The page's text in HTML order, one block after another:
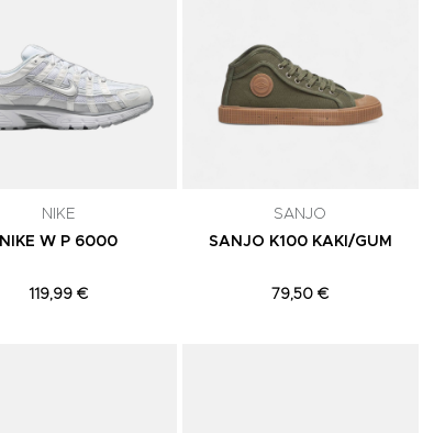
NIKE
NIKE W P 6000
119,99 €
SANJO
SANJO K100 KAKI/GUM
79,50 €